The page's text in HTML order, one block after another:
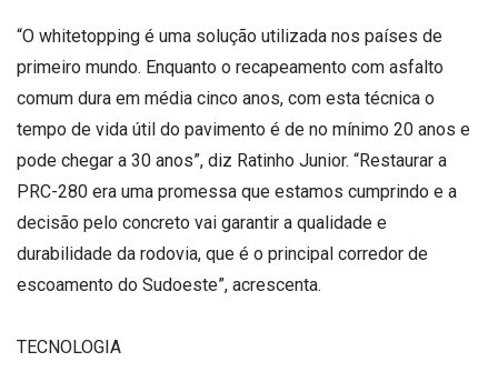
“O whitetopping é uma solução utilizada nos países de
primeiro mundo. Enquanto o recapeamento com asfalto
comum dura em média cinco anos, com esta técnica o
tempo de vida útil do pavimento é de no mínimo 20 anos e
pode chegar a 30 anos”, diz Ratinho Junior. “Restaurar a
PRC-280 era uma promessa que estamos cumprindo e a
decisão pelo concreto vai garantir a qualidade e
durabilidade da rodovia, que é o principal corredor de
escoamento do Sudoeste”, acrescenta.
TECNOLOGIA